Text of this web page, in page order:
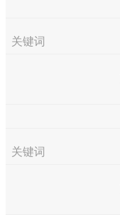
关键词
关键词